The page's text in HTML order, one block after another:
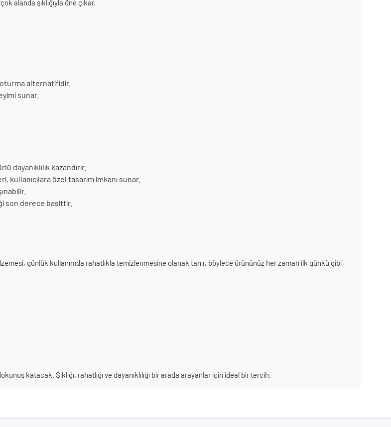
alanda şıklığıyla öne çıkar.
alternatifidir.
sunar.
dayanıklılık kazandırır.
kullanıcılara özel tasarım imkanı sunar.
son derece basittir.
günlük kullanımda rahatlıkla temizlenmesine olanak tanır, böylece ürününüz her zaman ilk günkü gibi
katacak. Şıklığı, rahatlığı ve dayanıklılığı bir arada arayanlar için ideal bir tercih.